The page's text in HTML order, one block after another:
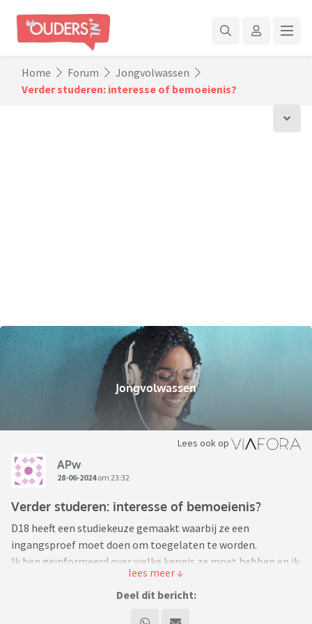
Home Forum
Jongvolwassen
Verder studeren: interesse of bemoeienis?
Jongvolwassen
Lees ook op
APw
28-06-2024om 23:32
Verder studeren: interesse of bemoeienis?
D18 heeft een studiekeuze gemaakt waarbij ze een
ingangsproef moet doen om toegelaten te worden.
Ik ben geïnformeerd over welke kennis ze moet hebben en ik
probeer haar al maandenlang te stimuleren om zich goed
voor te bereiden. Ik doe veel suggesties over waar ze info kan
Deel dit bericht: